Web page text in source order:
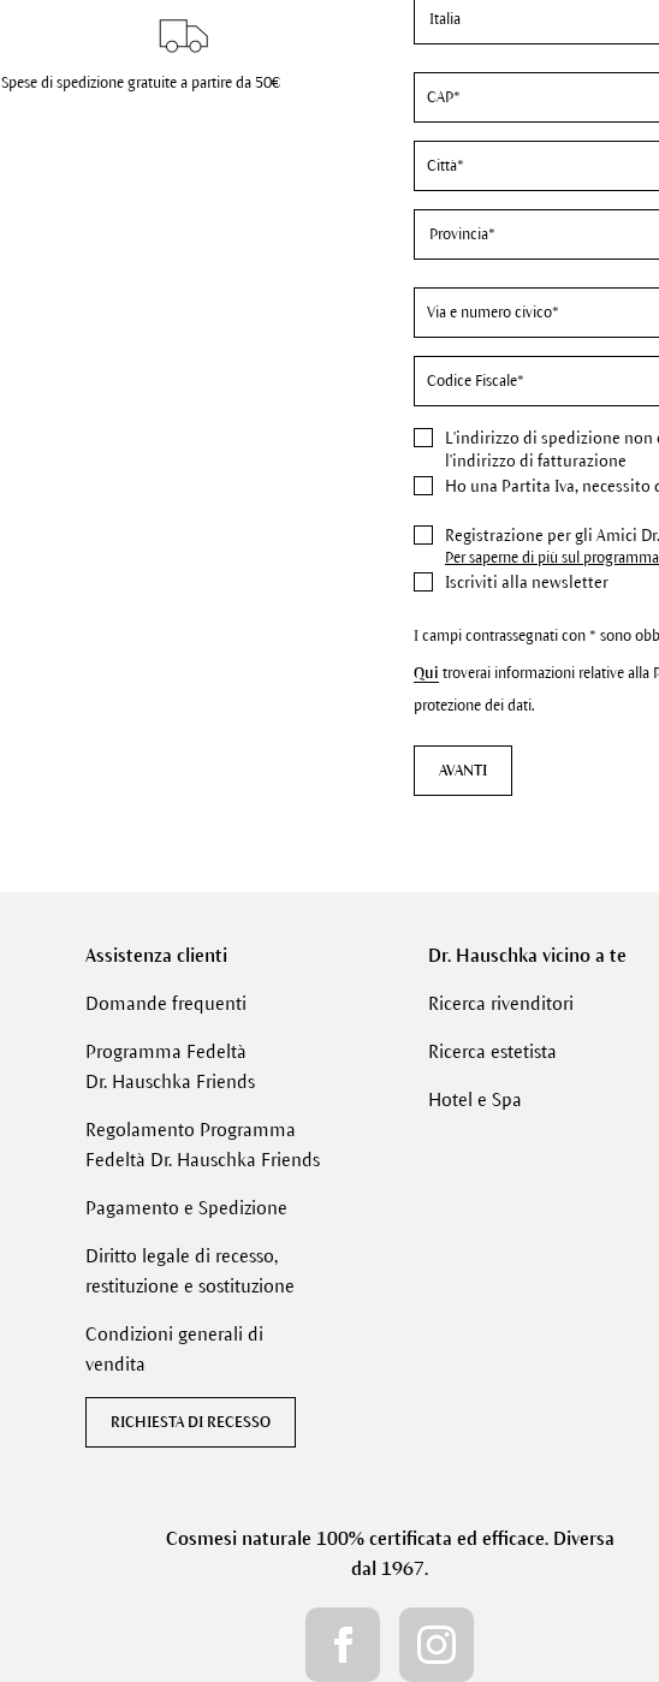
L'indirizzo di spedizione non
l'indirizzo di fatturazione
Ho una Partita Iva, necessito
Registrazione per gli Amici
Per saperne di più sul
Iscriviti alla newsletter
I campi contrassegnati con * sono
Qui troverai informazioni relative alla
protezione dei dati.
AVANTI
Spese di spedizione gratuite a partire da 50€
Assistenza clienti
Domande frequenti
Programma Fedeltà
Dr. Hauschka Friends
Regolamento Programma
Fedeltà Dr. Hauschka Friends
Pagamento e Spedizione
Diritto legale di recesso,
restituzione e sostituzione
Condizioni generali di
vendita
RICHIESTA DI RECESSO
Dr. Hauschka vicino a te
Ricerca rivenditori
Ricerca estetista
Hotel e Spa
Cosmesi naturale 100% certificata ed efficace. Diversa
dal 1967.